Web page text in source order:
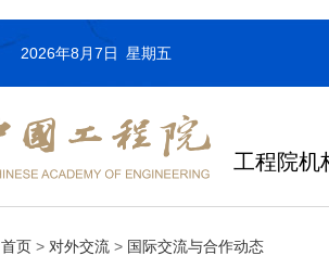
2026年8月7日 星期五
工程院机
首页> 对外交流> 国际交流与合作动态